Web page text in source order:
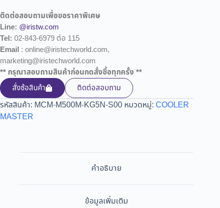
ติดต่อสอบถามเพื่อขอราคาพิเศษ
Line: @iristw.com
Tel: 02-843-6979 ต่อ 115
Email : online@iristechworld.com,
marketing@iristechworld.com
** กรุณาสอบถามสินค้าก่อนกดสั่งซื้อทุกครั้ง **
สั่งซ้อสินค้า
ติดต่อสอบถาม
รหัสสินค้า: MCM-M500M-KG5N-S00 หมวดหมู่: COOLER
MASTER
คำอธิบาย
ข้อมูลเพิ่มเติม